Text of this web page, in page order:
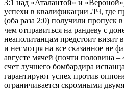
3:1 над «Аталантой» и
успехи в квалификации ЛЧ, где
(оба раза 2:0) получили пропуск
чем отправиться на рандеву с
неаполитанцам предстоит визит
и несмотря на все сказанное не
августе мячей (почти половина
счет лучшего бомбардира
гарантируют успех против
ограничивается скромными